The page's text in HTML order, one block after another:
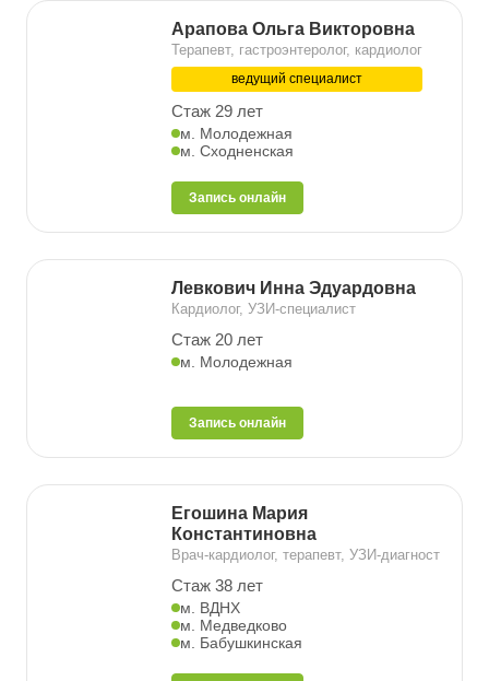
Арапова Ольга Викторовна
Терапевт, гастроэнтеролог, кардиолог
ведущий специалист
Стаж 29 лет
м. Молодежная
м. Сходненская
Запись онлайн
Левкович Инна Эдуардовна
Кардиолог, УЗИ-специалист
Стаж 20 лет
м. Молодежная
Запись онлайн
Егошина Мария
Константиновна
Врач-кардиолог, терапевт, УЗИ-диагност
Стаж 38 лет
м. ВДНХ
м. Медведково
м. Бабушкинская